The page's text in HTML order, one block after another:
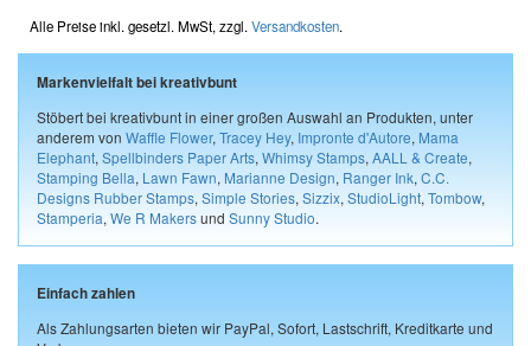
Alle Preise inkl. gesetzl. MwSt, zzgl. Versandkosten.
Markenvielfalt bei kreativbunt
Stöbert bei kreativbunt in einer großen Auswahl an Produkten, unter
anderem von Waffle Flower, Tracey Hey, Impronte d'Autore, Mama
Elephant, Spellbinders Paper Arts, Whimsy Stamps, AALL & Create,
Stamping Bella, Lawn Fawn, Marianne Design, Ranger Ink, C.C.
Designs Rubber Stamps, Simple Stories, Sizzix, StudioLight, Tombow,
Stamperia, We R Makersund Sunny Studio.
Einfach zahlen
Als Zahlungsarten bieten wir PayPal, Sofort, Lastschrift, Kreditkarte und